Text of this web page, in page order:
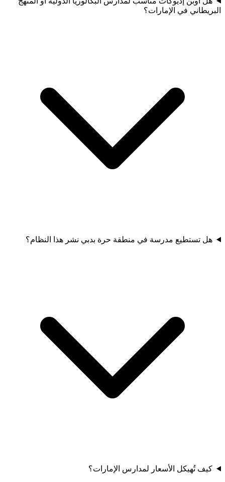
البريطاني في الإمارات؟
هل تستطيع مدرسة في منطقة حرة بدبي نشر هذا النظام؟
كيف تُهيكل الأسعار لمدارس الإمارات؟